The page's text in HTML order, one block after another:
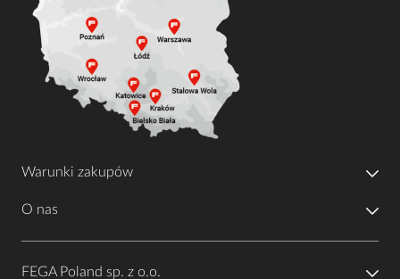
Warunki zakupów
O nas
FEGA Poland sp. z o.o.